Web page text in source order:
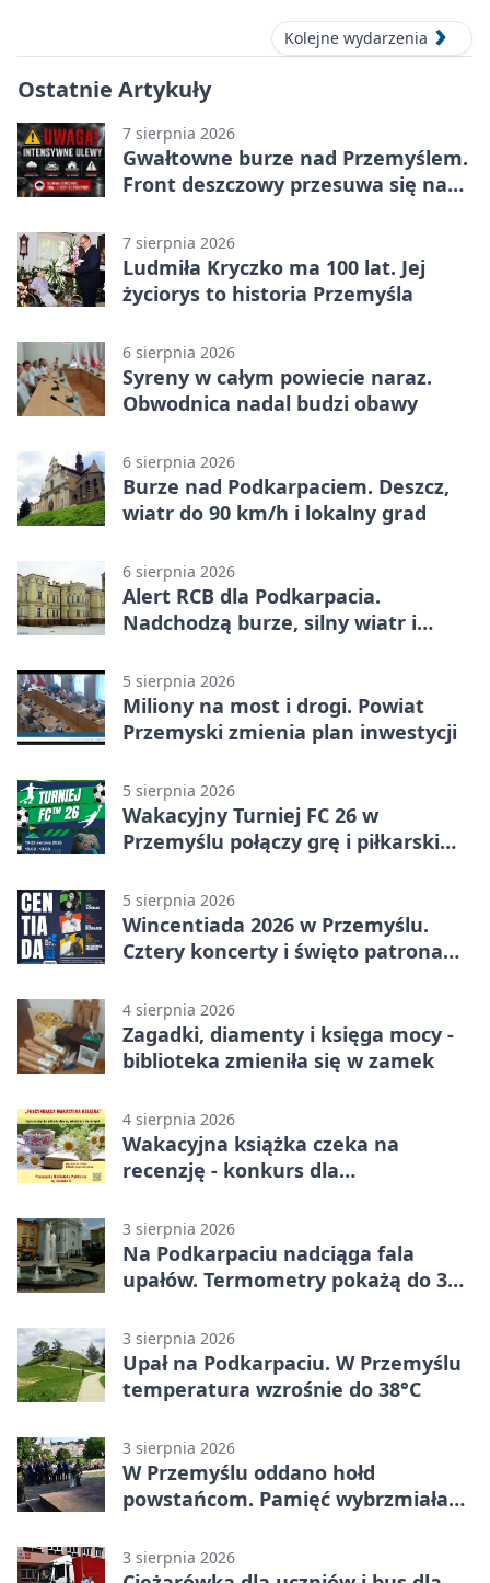
Kolejne wydarzenia
Ostatnie Artykuły
7 sierpnia 2026
Gwałtowne burze nad Przemyślem.
Front deszczowy przesuwa się na
7 sierpnia 2026
Ludmiła Kryczko ma 100 lat. Jej
życiorys to historia Przemyśla
6 sierpnia 2026
Syreny w całym powiecie naraz.
Obwodnica nadal budzi obawy
6 sierpnia 2026
Burze nad Podkarpaciem. Deszcz,
wiatr do 90 km/h i lokalny grad
6 sierpnia 2026
Alert RCB dla Podkarpacia.
Nadchodzą burze, silny wiatr i
5 sierpnia 2026
Miliony na most i drogi. Powiat
Przemyski zmienia plan inwestycji
5 sierpnia 2026
Wakacyjny Turniej FC 26 w
Przemyślu połączy grę i piłkarski
5 sierpnia 2026
Wincentiada 2026 w Przemyślu.
Cztery koncerty i święto patrona
4 sierpnia 2026
Zagadki, diamenty i księga mocy -
biblioteka zmieniła się w zamek
4 sierpnia 2026
Wakacyjna książka czeka na
recenzję - konkurs dla
3 sierpnia 2026
Na Podkarpaciu nadciąga fala
upałów. Termometry pokażą do 36
3 sierpnia 2026
Upał na Podkarpaciu. W Przemyślu
temperatura wzrośnie do 38°C
3 sierpnia 2026
W Przemyślu oddano hołd
powstańcom. Pamięć wybrzmiała
3 sierpnia 2026